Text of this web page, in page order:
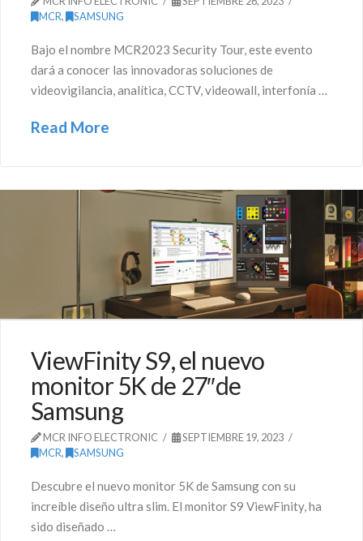
MCR, SAMSUNG
Bajo el nombre MCR2023 Security Tour, este evento
dará a conocer las innovadoras soluciones de
videovigilancia, analítica, CCTV, videowall, interfonía …
Read More
ViewFinity S9, el nuevo
monitor 5K de 27″de
Samsung
MCR INFO ELECTRONIC
SEPTIEMBRE 19, 2023
MCR, SAMSUNG
Descubre el nuevo monitor 5K de Samsung con su
increíble diseño ultra slim. El monitor S9 ViewFinity, ha
sido diseñado …